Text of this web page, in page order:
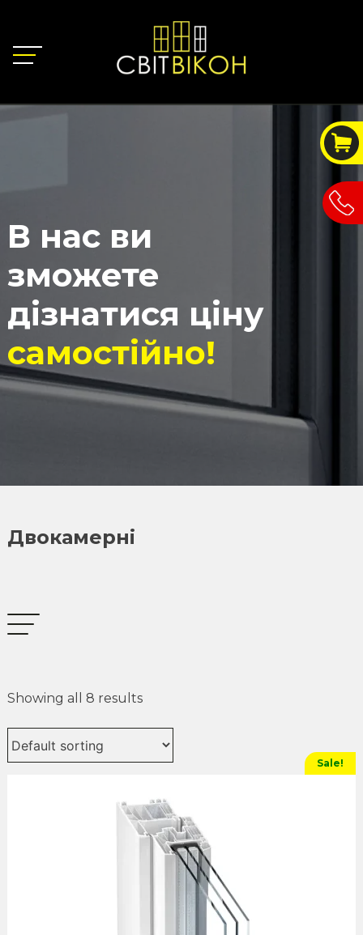
В нас ви
зможете
дізнатися ціну
самостійно!
Двокамерні
Showing all 8 results
Sale!